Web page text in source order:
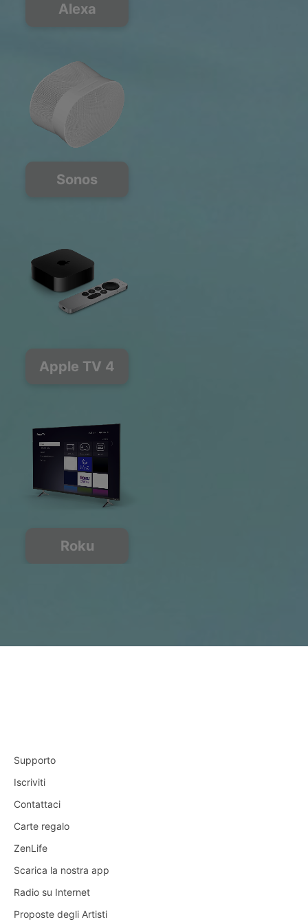
Alexa
Sonos
Apple TV 4
Roku
Supporto
Iscriviti
Contattaci
Carte regalo
ZenLife
Scarica la nostra app
Radio su Internet
Proposte degli Artisti